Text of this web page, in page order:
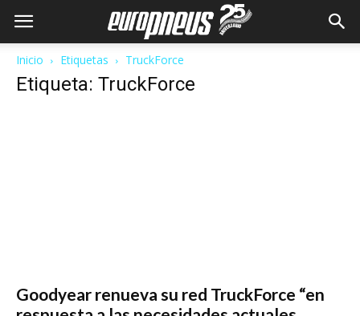
Inicio Etiquetas TruckForce
Etiqueta: TruckForce
Goodyear renueva su red TruckForce “en